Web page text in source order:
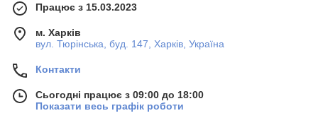
Працює з 15.03.2023
м. Харків
вул. Тюрінська, буд. 147, Харків, Україна
Контакти
Сьогодні працює з 09:00 до 18:00
Показати весь графік роботи